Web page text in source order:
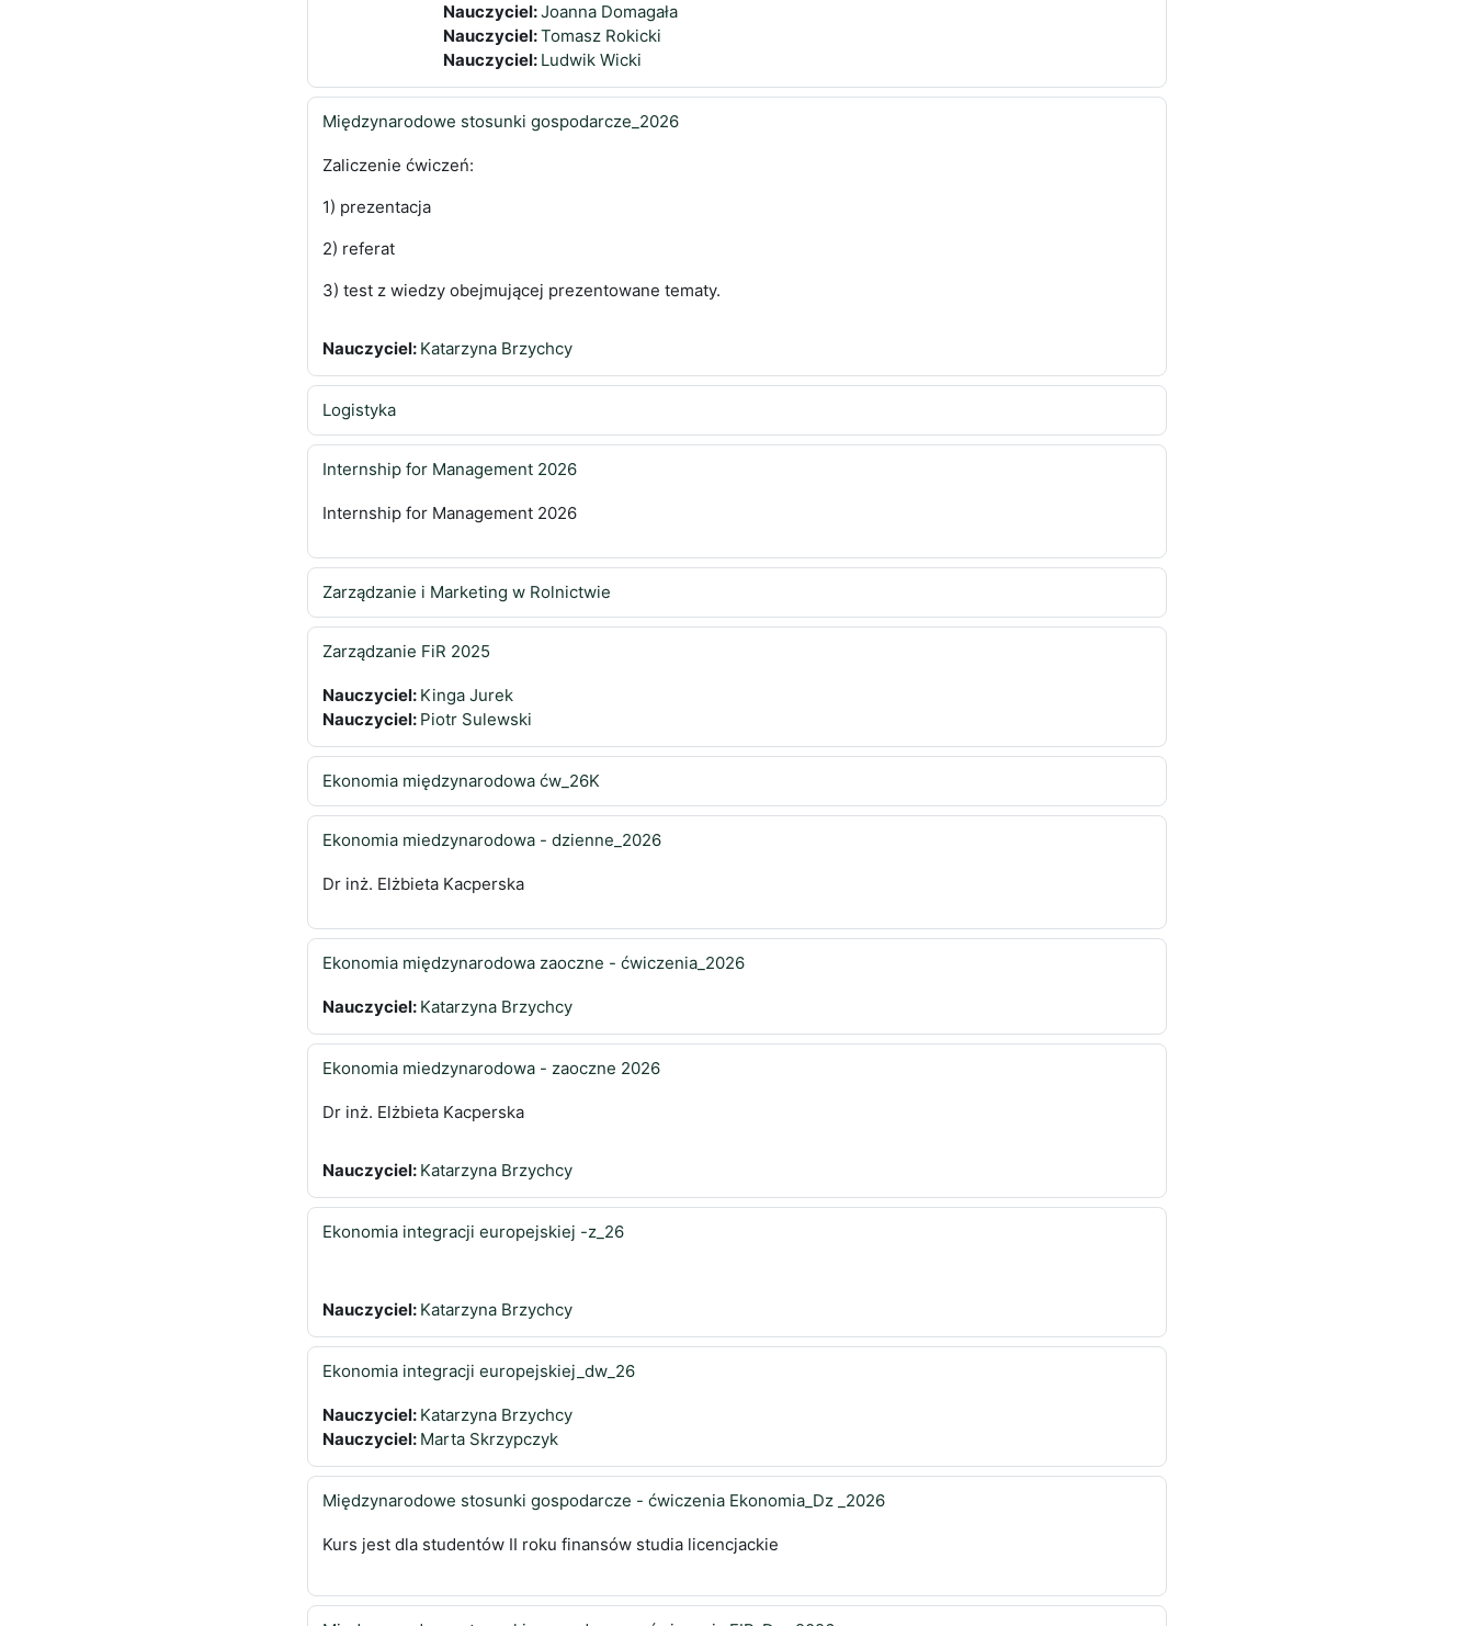
Nauczyciel:Joanna Domagała
Nauczyciel:Tomasz Rokicki
Nauczyciel: Ludwik Wicki
Międzynarodowe stosunki gospodarcze_2026
Zaliczenie ćwiczeń:
1) prezentacja
2) referat
3) test z wiedzy obejmującej prezentowane tematy.
Nauczyciel: Katarzyna Brzychcy
Logistyka
Internship for Management 2026
Internship for Management 2026
Zarządzanie i Marketing w Rolnictwie
Zarządzanie FiR 2025
Nauczyciel: Kinga Jurek
Nauczyciel: Piotr Sulewski
Ekonomia międzynarodowa ćw_26K
Ekonomia miedzynarodowa - dzienne_2026
Dr inż. Elżbieta Kacperska
Ekonomia międzynarodowa zaoczne - ćwiczenia_2026
Nauczyciel: Katarzyna Brzychcy
Ekonomia miedzynarodowa - zaoczne 2026
Dr inż. Elżbieta Kacperska
Nauczyciel: Katarzyna Brzychcy
Ekonomia integracji europejskiej -z_26
Nauczyciel: Katarzyna Brzychcy
Ekonomia integracji europejskiej_dw_26
Nauczyciel: Katarzyna Brzychcy
Nauczyciel: Marta Skrzypczyk
Międzynarodowe stosunki gospodarcze - ćwiczenia Ekonomia_Dz _2026
Kurs jest dla studentów II roku finansów studia licencjackie